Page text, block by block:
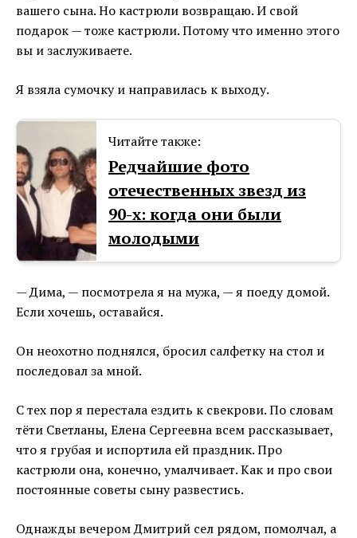
вашего сына. Но кастрюли возвращаю. И свой
подарок — тоже кастрюли. Потому что именно этого
вы и заслуживаете.
Я взяла сумочку и направилась к выходу.
Читайте также:
Редчайшие фото
отечественных звезд из
90-х: когда они были
молодыми
— Дима, — посмотрела я на мужа, — я поеду домой.
Если хочешь, оставайся.
Он неохотно поднялся, бросил салфетку на стол и
последовал за мной.
С тех пор я перестала ездить к свекрови. По словам
тёти Светланы, Елена Сергеевна всем рассказывает,
что я грубая и испортила ей праздник. Про
кастрюли она, конечно, умалчивает. Как и про свои
постоянные советы сыну развестись.
Однажды вечером Дмитрий сел рядом, помолчал, а